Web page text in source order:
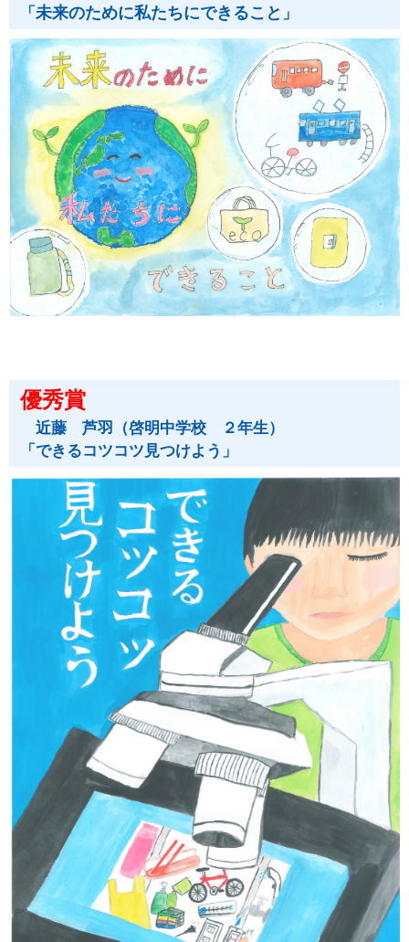
「 未来のために私たちにできること 」
優秀賞
近藤 芦羽（啓明中学校 ２年生）
「できるコツコツ見つけよう」